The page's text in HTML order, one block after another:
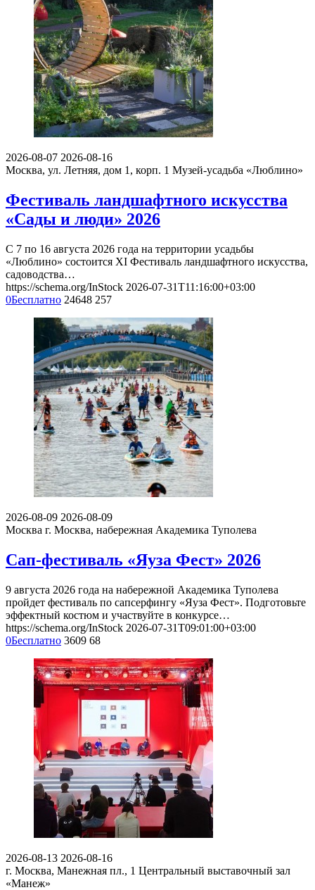
2026-08-07 2026-08-16
Москва, ул. Летняя, дом 1, корп. 1 Музей-усадьба «Люблино»
Фестиваль ландшафтного искусства
«Сады и люди» 2026
С 7 по 16 августа 2026 года на территории усадьбы
«Люблино» состоится XI Фестиваль ландшафтного искусства,
садоводства…
https://schema.org/InStock 2026-07-31T11:16:00+03:00
0Бесплатно 24648 257
2026-08-09 2026-08-09
Москва г. Москва, набережная Академика Туполева
Сап-фестиваль «Яуза Фест» 2026
9 августа 2026 года на набережной Академика Туполева
пройдет фестиваль по сапсерфингу «Яуза Фест». Подготовьте
эффектный костюм и участвуйте в конкурсе…
https://schema.org/InStock 2026-07-31T09:01:00+03:00
0Бесплатно 3609 68
2026-08-13 2026-08-16
г. Москва, Манежная пл., 1 Центральный выставочный зал
«Манеж»